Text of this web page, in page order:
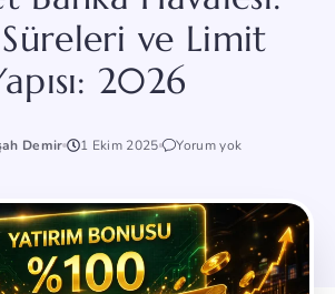
ve Limit
2026
Demir 1 Ekim 2025 Yorum yok